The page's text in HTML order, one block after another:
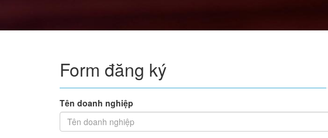
Form đăng ký
Tên doanh nghiệp